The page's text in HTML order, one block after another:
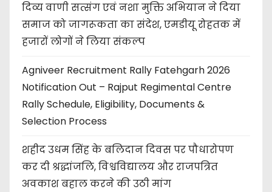
दिव्य वाणी सत्संग एवं नशा मुक्ति अभियान ने दिया
समाज को जागरूकता का संदेश, एमडीयू रोहतक में
हजारों लोगों ने लिया संकल्प
Agniveer Recruitment Rally Fatehgarh 2026
Notification Out – Rajput Regimental Centre
Rally Schedule, Eligibility, Documents &
Selection Process
शहीद उधम सिंह के बलिदान दिवस पर पौधारोपण
कर दी श्रद्धांजलि, विश्वविद्यालय और राजपत्रित
अवकाश बहाल करने की उठी मांग